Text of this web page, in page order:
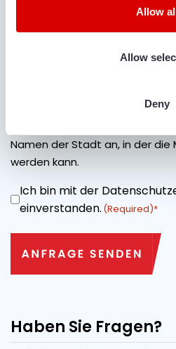
Allow
Allow
Deny
IST EIN TRANSPORT ERFORDERLICH?
Ja Nein
Namen der Stadt an, in der die
werden kann.
ZUSTIMMUNG
Ich bin mit der
einverstanden. (Required)
Haben Sie Fragen?